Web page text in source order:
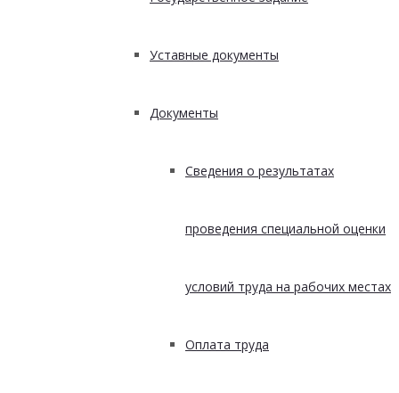
Уставные документы
Документы
Сведения о результатах
проведения специальной оценки
условий труда на рабочих местах
Оплата труда